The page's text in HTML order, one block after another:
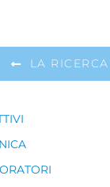
LA RICERCA